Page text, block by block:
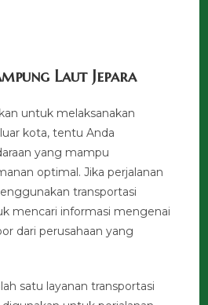
Laut Jepara
untuk melaksanakan
kota, tentu Anda
yang mampu
optimal. Jika perjalanan
transportasi
mencari informasi mengenai
dari perusahaan yang
satu layanan transportasi